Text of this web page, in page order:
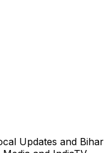
Updates and Bihar